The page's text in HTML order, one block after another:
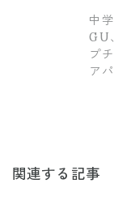
中
GU
プ
ア
関連する記事